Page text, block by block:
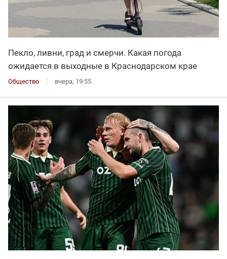
Пекло, ливни, град и смерчи. Какая погода
ожидается в выходные в Краснодарском крае
Общество вчера, 19:55